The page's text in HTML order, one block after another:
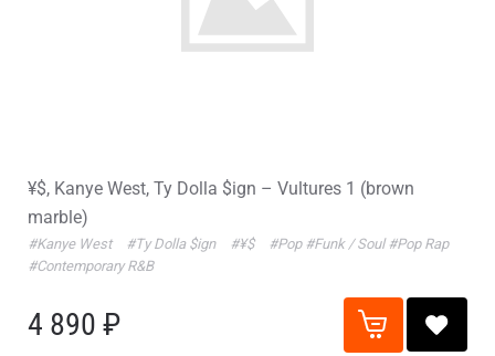
¥$, Kanye West, Ty Dolla $ign – Vultures 1 (brown
marble)
#Kanye West #Ty Dolla $ign #¥$ #Pop #Funk / Soul #Pop Rap
#Contemporary R&B
4 890 ₽